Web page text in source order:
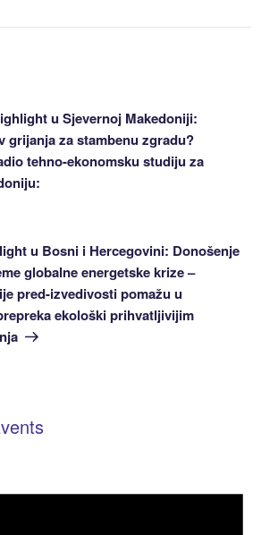
u Sjevernoj Makedoniji:
grijanja za stambenu zgradu?
tehno-ekonomsku studiju za
u Bosni i Hercegovini: Donošenje
globalne energetske krize –
pred-izvedivosti pomažu u
ekološki prihvatljivijim